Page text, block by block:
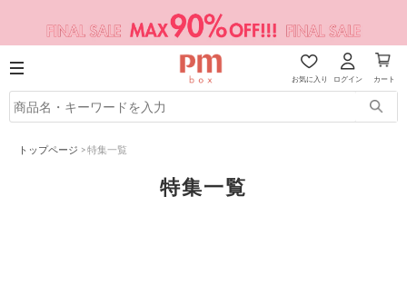
お気に入り ログイン カート
トップページ >特集一覧
特集一覧